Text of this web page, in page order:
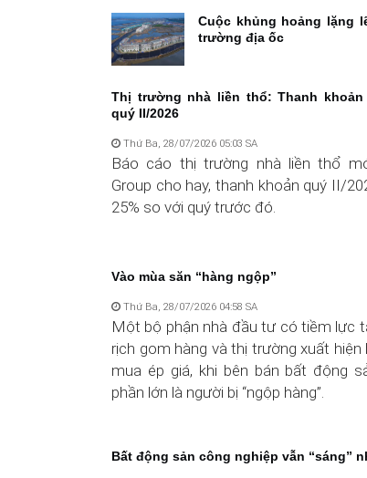
Cuộc khủng hoảng lặng
trường địa ốc
Thị trường nhà liền thổ: Thanh khoản
quý II/2026
Thứ Ba, 28/07/2026 05:03 SA
Báo cáo thị trường nhà liền thổ
Group cho hay, thanh khoản quý II/
25% so với quý trước đó.
Vào mùa săn “hàng ngộp”
Thứ Ba, 28/07/2026 04:58 SA
Một bộ phận nhà đầu tư có tiềm lực
rịch gom hàng và thị trường xuất hiện
mua ép giá, khi bên bán bất động
phần lớn là người bị “ngộp hàng”.
Bất động sản công nghiệp vẫn “sáng”